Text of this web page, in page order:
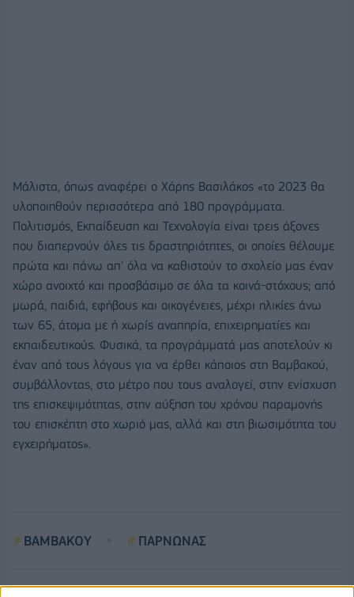
Μάλιστα, όπως αναφέρει ο Χάρης Βασιλάκος «το 2023 θα
υλοποιηθούν περισσότερα από 180 προγράμματα.
Πολιτισμός, Εκπαίδευση και Τεχνολογία είναι τρεις άξονες
που διαπερνούν όλες τις δραστηριότητες, οι οποίες θέλουμε
πρώτα και πάνω απ' όλα να καθιστούν το σχολείο μας έναν
χώρο ανοιχτό και προσβάσιμο σε όλα τα κοινά-στόχους; από
μωρά, παιδιά, εφήβους και οικογένειες, μέχρι ηλικίες άνω
των 65, άτομα με ή χωρίς αναπηρία, επιχειρηματίες και
εκπαιδευτικούς. Φυσικά, τα προγράμματά μας αποτελούν κι
έναν από τους λόγους για να έρθει κάποιος στη Βαμβακού,
συμβάλλοντας, στο μέτρο που τους αναλογεί, στην ενίσχυση
της επισκεψιμότητας, στην αύξηση του χρόνου παραμονής
του επισκέπτη στο χωριό μας, αλλά και στη βιωσιμότητα του
εγχειρήματος».
ΒΑΜΒΑΚΟΥ ΠΑΡΝΩΝΑΣ